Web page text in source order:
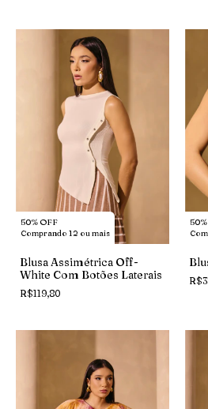
50% OFF
Comprando 12 ou mais
Blusa Assimétrica Off-
White Com Botões Laterais
R$119,80